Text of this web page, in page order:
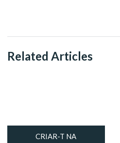
Related Articles
CRIAR-T NA